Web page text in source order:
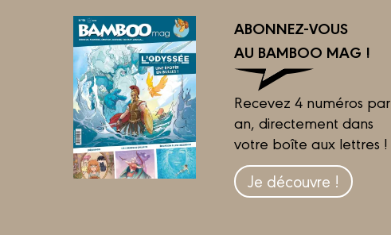
ABONNEZ-VOUS
AU BAMBOO MAG !
Recevez 4 numéros par
an, directement dans
votre boîte aux lettres !
Je découvre !